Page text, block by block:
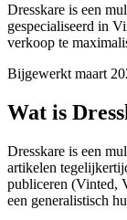
Dresskare is een
gespecialiseerd in
verkoop te
Bijgewerkt maart
Wat is
Dresskare is een
artikelen
publiceren (Vinted,
een generalistisch